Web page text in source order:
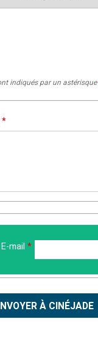
indiqués par un astérisque
*
E-mail *